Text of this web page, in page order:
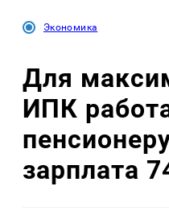
Экономика
Для
ИПК
зарплата